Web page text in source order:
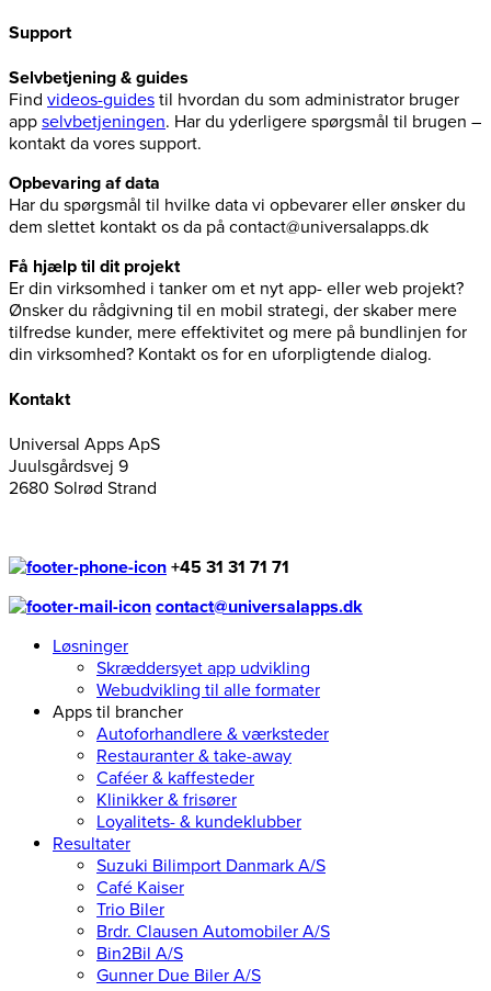
Support
Selvbetjening & guides
Find videos-guides til hvordan du som administrator bruger
app selvbetjeningen. Har du yderligere spørgsmål til brugen –
kontakt da vores support.
Opbevaring af data
Har du spørgsmål til hvilke data vi opbevarer eller ønsker du
dem slettet kontakt os da på contact@universalapps.dk
Få hjælp til dit projekt
Er din virksomhed i tanker om et nyt app- eller web projekt?
Ønsker du rådgivning til en mobil strategi, der skaber mere
tilfredse kunder, mere effektivitet og mere på bundlinjen for
din virksomhed? Kontakt os for en uforpligtende dialog.
Kontakt
Universal Apps ApS
Juulsgårdsvej 9
2680 Solrød Strand
+45 31 31 71 71
contact@universalapps.dk
Løsninger
Skræddersyet app udvikling
Webudvikling til alle formater
Apps til brancher
Autoforhandlere & værksteder
Restauranter & take-away
Caféer & kaffesteder
Klinikker & frisører
Loyalitets- & kundeklubber
Resultater
Suzuki Bilimport Danmark A/S
Café Kaiser
Trio Biler
Brdr. Clausen Automobiler A/S
Bin2Bil A/S
Gunner Due Biler A/S